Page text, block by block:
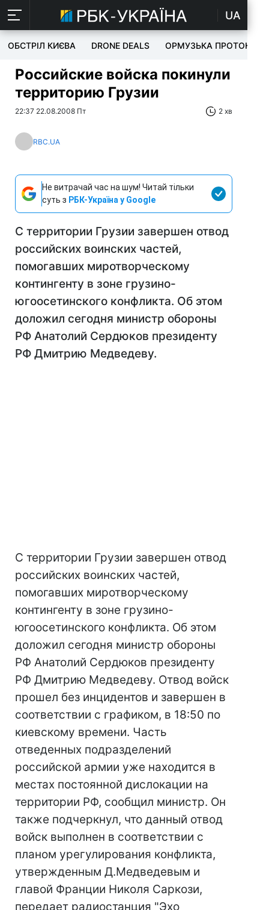
UA
ОБСТРІЛ КИЄВА DRONE DEALS ОРМУЗЬКА ПРОТОКА
Российские войска покинули
территорию Грузии
22:37 22.08.2008 Пт 2 хв
RBC.UA
Не витрачай час на шум! Читай тільки
суть з РБК-Україна у Google
С территории Грузии завершен отвод
российских воинских частей,
помогавших миротворческому
контингенту в зоне грузино-
югоосетинского конфликта. Об этом
доложил сегодня министр обороны
РФ Анатолий Сердюков президенту
РФ Дмитрию Медведеву.
С территории Грузии завершен отвод
российских воинских частей,
помогавших миротворческому
контингенту в зоне грузино-
югоосетинского конфликта. Об этом
доложил сегодня министр обороны
РФ Анатолий Сердюков президенту
РФ Дмитрию Медведеву. Отвод войск
прошел без инцидентов и завершен в
соответствии с графиком, в 18:50 по
киевскому времени. Часть
отведенных подразделений
российской армии уже находится в
местах постоянной дислокации на
территории РФ, сообщил министр. Он
также подчеркнул, что данный отвод
войск выполнен в соответствии с
планом урегулирования конфликта,
утвержденным Д.Медведевым и
главой Франции Николя Саркози,
передает радиостанция "Эхо